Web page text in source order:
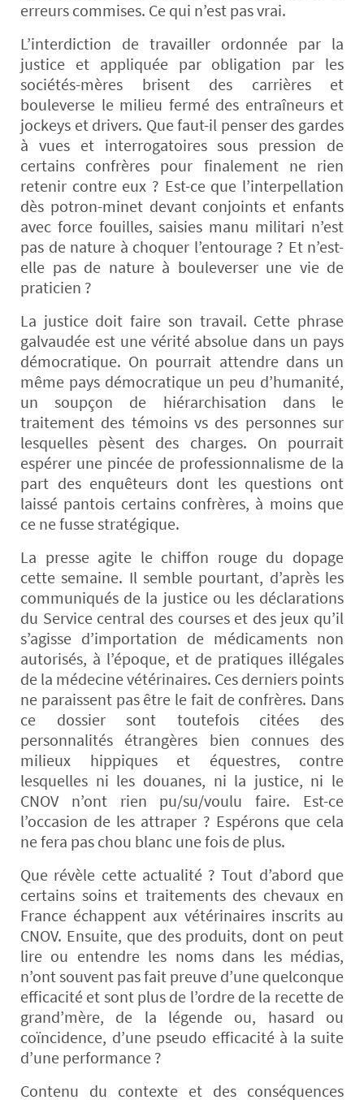
erreurs commises. Ce qui n’est pas vrai.
L’interdiction de travailler ordonnée par la
justice et appliquée par obligation par les
sociétés-mères brisent des carrières et
bouleverse le milieu fermé des entraîneurs et
jockeys et drivers. Que faut-il penser des gardes
à vues et interrogatoires sous pression de
certains confrères pour finalement ne rien
retenir contre eux ? Est-ce que l’interpellation
dès potron-minet devant conjoints et enfants
avec force fouilles, saisies manu militari n’est
pas de nature à choquer l’entourage ? Et n’est-
elle pas de nature à bouleverser une vie de
praticien ?
La justice doit faire son travail. Cette phrase
galvaudée est une vérité absolue dans un pays
démocratique. On pourrait attendre dans un
même pays démocratique un peu d’humanité,
un soupçon de hiérarchisation dans le
traitement des témoins vs des personnes sur
lesquelles pèsent des charges. On pourrait
espérer une pincée de professionnalisme de la
part des enquêteurs dont les questions ont
laissé pantois certains confrères, à moins que
ce ne fusse stratégique.
La presse agite le chiffon rouge du dopage
cette semaine. Il semble pourtant, d’après les
communiqués de la justice ou les déclarations
du Service central des courses et des jeux qu’il
s’agisse d’importation de médicaments non
autorisés, à l’époque, et de pratiques illégales
de la médecine vétérinaires. Ces derniers points
ne paraissent pas être le fait de confrères. Dans
ce dossier sont toutefois citées des
personnalités étrangères bien connues des
milieux hippiques et équestres, contre
lesquelles ni les douanes, ni la justice, ni le
CNOV n’ont rien pu/su/voulu faire. Est-ce
l’occasion de les attraper ? Espérons que cela
ne fera pas chou blanc une fois de plus.
Que révèle cette actualité ? Tout d’abord que
certains soins et traitements des chevaux en
France échappent aux vétérinaires inscrits au
CNOV. Ensuite, que des produits, dont on peut
lire ou entendre les noms dans les médias,
n’ont souvent pas fait preuve d’une quelconque
efficacité et sont plus de l’ordre de la recette de
grand’mère, de la légende ou, hasard ou
coïncidence, d’une pseudo efficacité à la suite
d’une performance ?
Contenu du contexte et des conséquences